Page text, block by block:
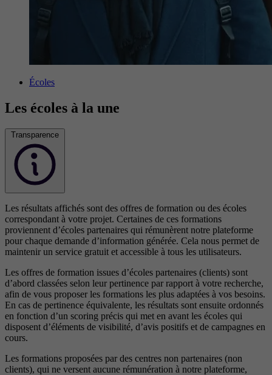
Écoles
Les écoles à la une
Transparence
Les résultats affichés sont des offres de formation ou des écoles
correspondant à votre projet. Certaines de ces formations
proviennent d’écoles partenaires qui rémunèrent notre plateforme
pour chaque demande d’information générée. Cela nous permet de
maintenir un service gratuit et accessible à tous les utilisateurs.
Les offres de formation issues d’écoles partenaires (clients) sont
d’abord classées selon leur pertinence par rapport à votre recherche,
afin de vous proposer les formations les plus adaptées à vos besoins.
En cas de pertinence équivalente, les résultats sont ensuite ordonnés
en fonction d’un scoring précis qui met en avant les écoles qui
disposent d’éléments de visibilité, d’avis positifs et de campagnes en
cours.
Les formations proposées par des centres non partenaires (non
clients), qui ne versent aucune rémunération à notre plateforme,